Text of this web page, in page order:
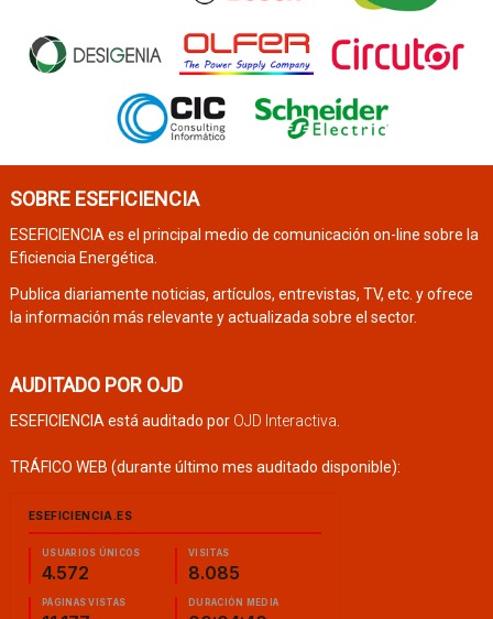
SOBRE ESEFICIENCIA
ESEFICIENCIA es el principal medio de comunicación on-line sobre la
Eficiencia Energética.
Publica diariamente noticias, artículos, entrevistas, TV, etc. y ofrece
la información más relevante y actualizada sobre el sector.
AUDITADO POR OJD
ESEFICIENCIA está auditado por OJD Interactiva
TRÁFICO WEB (durante último mes auditado disponible):